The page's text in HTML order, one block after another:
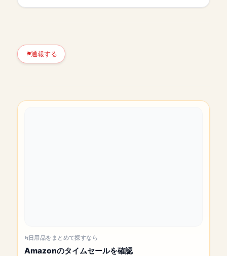
通報する
日用品をまとめて探すなら
Amazonのタイムセールを確認